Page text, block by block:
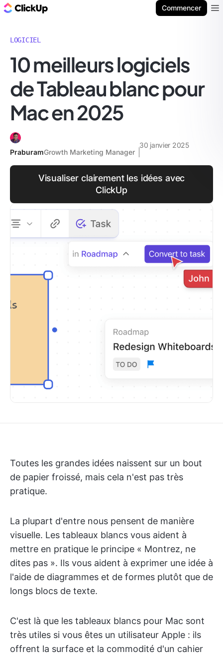
Commencer
LOGICIEL
10 meilleurs logiciels
de Tableau blanc pour
Mac en 2025
PraburamGrowth Marketing Manager
30 janvier 2025
Visualiser clairement les idées avec
ClickUp
Toutes les grandes idées naissent sur un bout
de papier froissé, mais cela n'est pas très
pratique.
La plupart d'entre nous pensent de manière
visuelle. Les tableaux blancs vous aident à
mettre en pratique le principe « Montrez, ne
dites pas ». Ils vous aident à exprimer une idée à
l'aide de diagrammes et de formes plutôt que de
longs blocs de texte.
C'est là que les tableaux blancs pour Mac sont
très utiles si vous êtes un utilisateur Apple : ils
offrent la surface et la commodité d'un cahier